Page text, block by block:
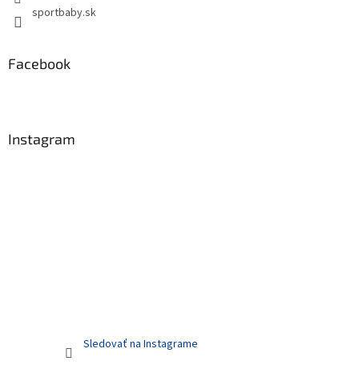
sportbaby.sk
Facebook
Instagram
Sledovať na Instagrame